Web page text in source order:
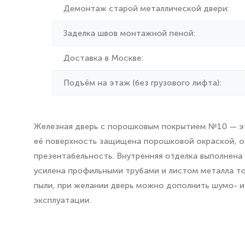
Демонтаж старой металлической двери:
Заделка швов монтажной пеной:
Доставка в Москве:
Подъём на этаж (без грузового лифта):
Железная дверь с порошковым покрытием №10 —
её поверхность защищена порошковой окраской,
презентабельность. Внутренняя отделка
усилена профильными трубами и листом металла
пыли, при желании дверь можно дополнить шумо-
эксплуатации.